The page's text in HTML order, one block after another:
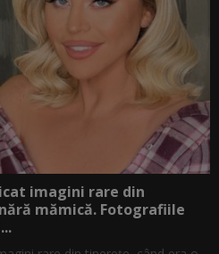
imagini rare din
mămică. Fotografiile